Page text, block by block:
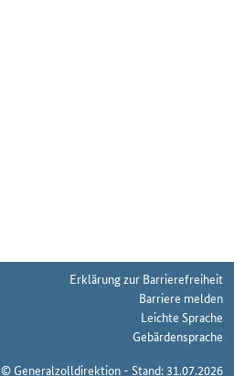
Erklärung zur Barrierefreiheit
Barriere melden
Leichte Sprache
Gebärdensprache
© Generalzolldirektion - Stand: 31.07.2026